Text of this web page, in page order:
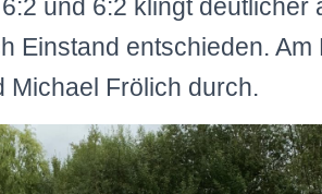
und 6:2 klingt deutlicher
Einstand entschieden.
Michael Frölich durch.